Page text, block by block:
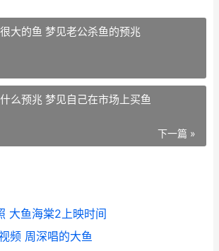
大的鱼 梦见老公杀鱼的预兆
么预兆 梦见自己在市场上买鱼
下一篇 »
大鱼海棠2上映时间
频 周深唱的大鱼